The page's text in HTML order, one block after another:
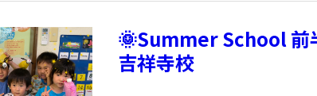
🌞Summer School
吉祥寺校